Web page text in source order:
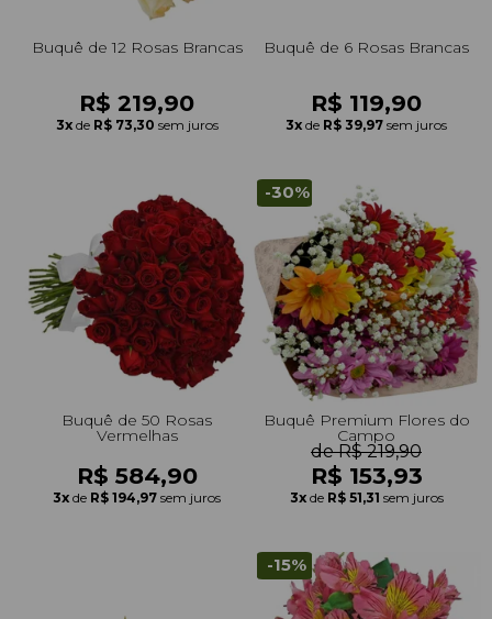
Buquê de 12 Rosas Brancas
R$ 219,90
3x de R$ 73,30 sem juros
Buquê de 6 Rosas Brancas
R$ 119,90
3x de R$ 39,97 sem juros
Buquê de 50 Rosas
Vermelhas
R$ 584,90
3x de R$ 194,97 sem juros
-30%
Buquê Premium Flores do
Campo
de R$ 219,90
R$ 153,93
3x de R$ 51,31 sem juros
-15%